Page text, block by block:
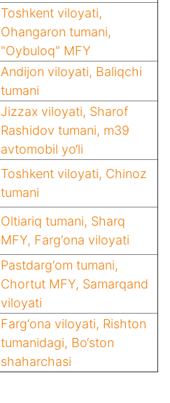
Toshkent viloyati,
Ohangaron tumani,
"Oybuloq" MFY
Andijon viloyati, Baliqchi
tumani
Jizzax viloyati, Sharof
Rashidov tumani, m39
avtomobil yo‘li
Toshkent viloyati, Chinoz
tumani
Oltiariq tumani, Sharq
MFY, Farg‘ona viloyati
Pastdarg‘om tumani,
Chortut MFY, Samarqand
viloyati
Farg‘ona viloyati, Rishton
tumanidagi, Bo‘ston
shaharchasi